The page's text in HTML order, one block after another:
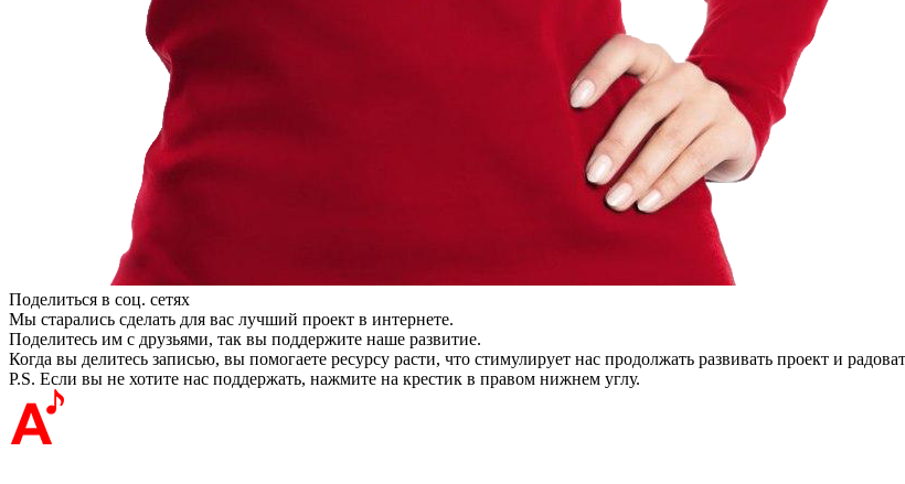
Поделиться в соц. сетях
Мы старались сделать для вас лучший проект в интернете.
Поделитесь им с друзьями, так вы поддержите наше развитие.
Когда вы делитесь записью, вы помогаете ресурсу расти, что стимулирует нас продолжать развивать проект и
P.S. Если вы не хотите нас поддержать, нажмите на крестик в правом нижнем углу.